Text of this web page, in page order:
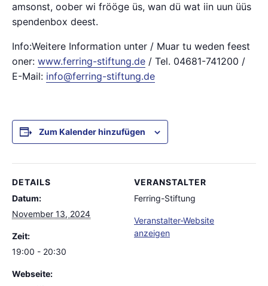
amsonst, oober wi frööge üs, wan dü wat iin uun üüs
spendenbox deest.
Info:Weitere Information unter / Muar tu weden feest
oner: www.ferring-stiftung.de / Tel. 04681-741200 /
E-Mail: info@ferring-stiftung.de
Zum Kalender hinzufügen
DETAILS
Datum:
November 13, 2024
Zeit:
19:00 - 20:30
Webseite:
VERANSTALTER
Ferring-Stiftung
Veranstalter-Website
anzeigen